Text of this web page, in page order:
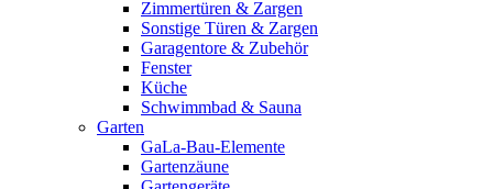
Zimmertüren & Zargen
Sonstige Türen & Zargen
Garagentore & Zubehör
Fenster
Küche
Schwimmbad & Sauna
Garten
GaLa-Bau-Elemente
Gartenzäune